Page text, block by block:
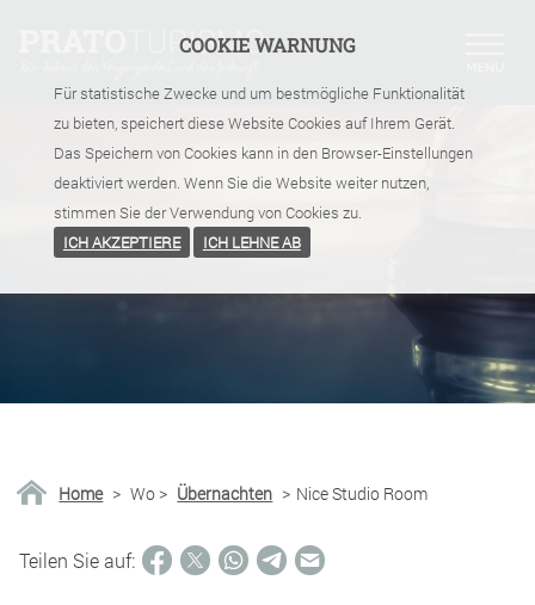
COOKIE WARNUNG
Für statistische Zwecke und um bestmögliche Funktionalität
zu bieten, speichert diese Website Cookies auf Ihrem Gerät.
Das Speichern von Cookies kann in den Browser-Einstellungen
deaktiviert werden. Wenn Sie die Website weiter nutzen,
stimmen Sie der Verwendung von Cookies zu.
ICH AKZEPTIERE
ICH LEHNE AB
Home > Wo > Übernachten > Nice Studio Room
Teilen Sie auf: